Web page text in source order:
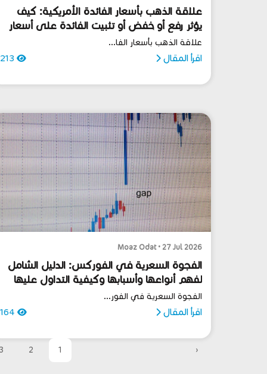
علاقة الذهب بأسعار الفائدة الأمريكية: كيف
يؤثر رفع أو خفض أو تثبيت الفائدة على أسعار
الذهب؟
علاقة الذهب بأسعار الفا...
اقرأ المقال
Moaz Odat • 27 Jul 2026
الفجوة السعرية في الفوركس: الدليل الشامل
لفهم أنواعها وأسبابها وكيفية التداول عليها
باحتراف
الفجوة السعرية في الفور...
اقرأ المقال
‹
1
2
3